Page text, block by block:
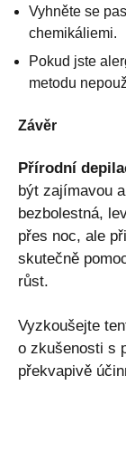
Vyhněte se
chemikáliemi.
Pokud jste
metodu
Závěr
Přírodní
být zajímavou
bezbolestná,
přes noc, ale
skutečně
růst.
Vyzkoušejte
o zkušenosti s
překvapivě